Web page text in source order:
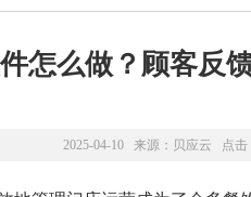
怎么做？顾客反
2025-04-10 来源： 贝应云 点击